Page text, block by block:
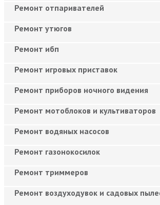
Ремонт отпаривателей
Ремонт утюгов
Ремонт ибп
Ремонт игровых приставок
Ремонт приборов ночного видения
Ремонт мотоблоков и культиваторов
Ремонт водяных насосов
Ремонт газонокосилок
Ремонт триммеров
Ремонт воздуходувок и садовых